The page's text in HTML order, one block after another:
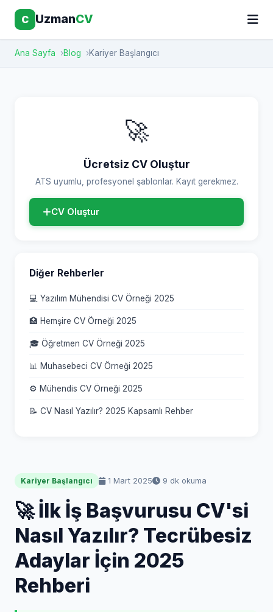
C UzmanCV
Ana Sayfa Blog Kariyer Başlangıcı
Kariyer Başlangıcı 1 Mart 2025 9 dk okuma
🚀 İlk İş Başvurusu CV'si
Nasıl Yazılır? Tecrübesiz
Adaylar İçin 2025
Rehberi
🚀
Ücretsiz CV Oluştur
ATS uyumlu, profesyonel şablonlar. Kayıt gerekmez.
CV Oluştur
Diğer Rehberler
💻 Yazılım Mühendisi CV Örneği 2025
🏥 Hemşire CV Örneği 2025
🎓 Öğretmen CV Örneği 2025
📊 Muhasebeci CV Örneği 2025
⚙️ Mühendis CV Örneği 2025
📝 CV Nasıl Yazılır? 2025 Kapsamlı Rehber